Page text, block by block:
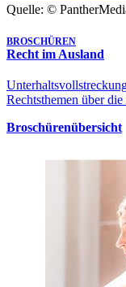
Quelle: ©
BROSCHÜREN
Recht im Ausland
Rechtsthemen über
Broschürenübersicht